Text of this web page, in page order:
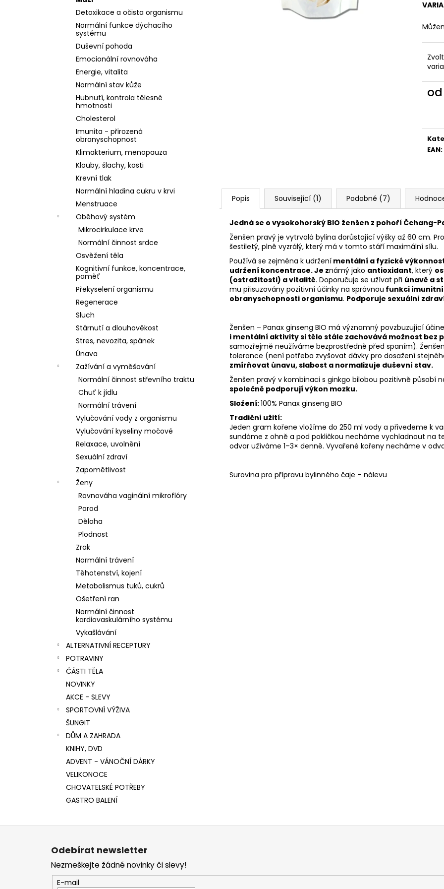
Detoxikace a očista organismu
Normální funkce dýchacího
systému
Duševní pohoda
Emocionální rovnováha
Energie, vitalita
Normální stav kůže
Hubnutí, kontrola tělesné
hmotnosti
Cholesterol
Imunita - přirozená
obranyschopnost
Klimakterium, menopauza
Klouby, šlachy, kosti
Krevní tlak
Normální hladina cukru v krvi
Menstruace
Oběhový systém
Mikrocirkulace krve
Normální činnost srdce
Osvěžení těla
Kognitivní funkce, koncentrace,
paměť
Překyselení organismu
Regenerace
Sluch
Stárnutí a dlouhověkost
Stres, nevozita, spánek
Únava
Zažívání a vyměšování
Normální činnost střevního traktu
Chuť k jídlu
Normální trávení
Vylučování vody z organismu
Vylučování kyseliny močové
Relaxace, uvolnění
Sexuální zdraví
Zapomětlivost
Ženy
Rovnováha vaginální mikroflóry
Porod
Děloha
Plodnost
Zrak
Normální trávení
Těhotenství, kojení
Metabolismus tuků, cukrů
Ošetření ran
Normální činnost
kardiovaskulárního systému
Vykašlávání
ALTERNATIVNÍ RECEPTURY
POTRAVINY
ČÁSTI TĚLA
NOVINKY
AKCE - SLEVY
SPORTOVNÍ VÝŽIVA
ŠUNGIT
DŮM A ZAHRADA
KNIHY, DVD
ADVENT - VÁNOČNÍ DÁRKY
VELIKONOCE
CHOVATELSKÉ POTŘEBY
GASTRO BALENÍ
EAN:
Popis Související (1) Podobné (7)
Jedná se o vysokohorský BIO ženšen z pohoří Čchang-
Ženšen pravý je vytrvalá bylina dorůstající výšky až 60 cm.
šestiletý, plně vyzrálý, který má v tomto stáří maximální sílu.
Používá se zejména k udržení mentální a fyzické
udržení koncentrace. Je známý jako antioxidant, který
(ostražitosti) a vitalitě. Doporučuje se užívat při únavě a
mu přisuzovány pozitivní účinky na správnou funkci
obranyschopnosti organismu. Podporuje sexuální
Ženšen – Panax ginseng BIO má významný povzbuzující
i mentální aktivity si tělo stále zachovává možnost bez
samozřejmě neužíváme bezprostředně před spaním).
tolerance (není potřeba zvyšovat dávky pro dosažení
zmírňovat únavu, slabost a normalizuje duševní stav.
Ženšen pravý v kombinaci s ginkgo bilobou pozitivně působí
společně podporují výkon mozku.
Složení:100% Panax ginseng BIO
Tradiční užití:
Jeden gram kořene vložíme do 250 ml vody a přivedeme k
sundáme z ohně a pod pokličkou necháme vychladnout na
odvar užíváme 1–3× denně. Vyvařené kořeny necháme v
Surovina pro přípravu bylinného čaje – nálevu
Z
Odebírat newsletter
Nezmeškejte žádné novinky či slevy!
E-mail